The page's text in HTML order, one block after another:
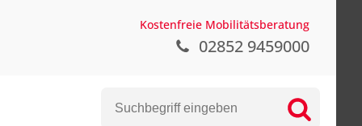
Kostenfreie Mobilitätsberatung
02852 9459000